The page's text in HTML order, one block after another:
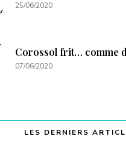
25/06/2020
Corossol frit… comme
07/06/2020
LES DERNIERS